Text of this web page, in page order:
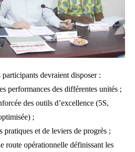
devraient disposer :
performances des différentes unités ;
des outils d’excellence (5S,
;
pratiques et de leviers de progrès ;
route opérationnelle définissant les